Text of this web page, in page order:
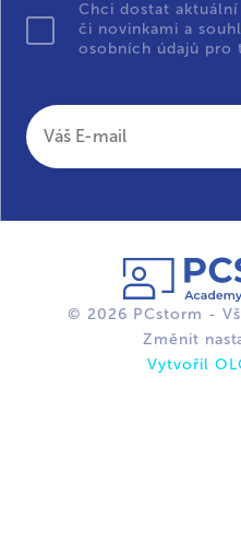
Chci dostat
či novinkami a
osobních údajů pro
© 2026 PCstorm -
Změnit
Vytvořil